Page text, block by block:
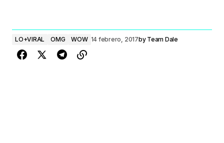
LO+VIRAL OMG WOW 14 febrero, 2017by Team Dale